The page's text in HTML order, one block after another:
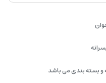
و بسته بندی می باشد